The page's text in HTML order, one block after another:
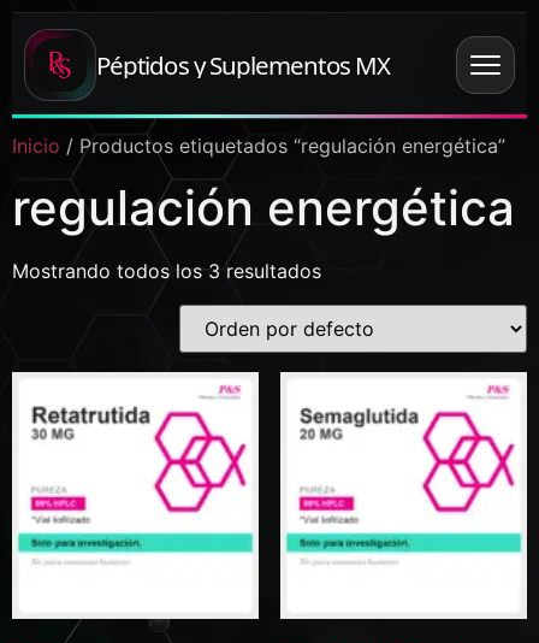
Péptidos y Suplementos MX
Inicio / Productos etiquetados “regulación energética”
regulación energética
Mostrando todos los 3 resultados